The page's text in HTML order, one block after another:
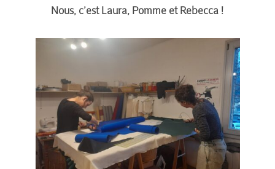
Nous, c’est Laura, Pomme et Rebecca !